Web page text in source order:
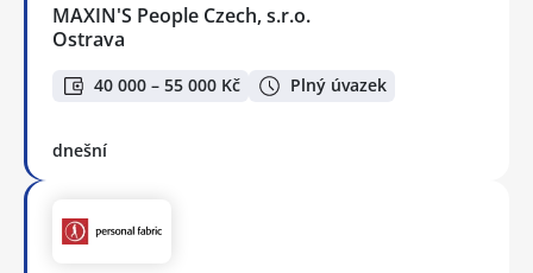
MAXIN'S People Czech, s.r.o.
Ostrava
40 000 – 55 000 Kč Plný úvazek
dnešní